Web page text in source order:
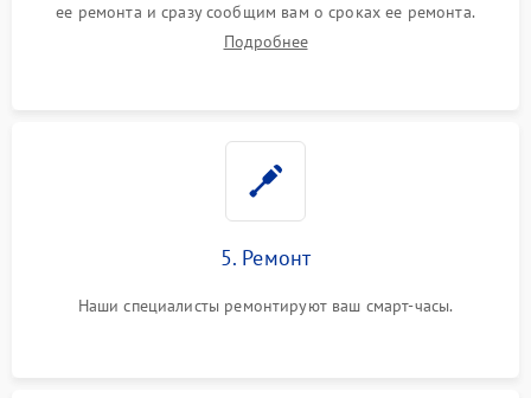
ее ремонта и сразу сообщим вам о сроках ее ремонта.
Подробнее
5. Ремонт
Наши специалисты ремонтируют ваш смарт-часы.